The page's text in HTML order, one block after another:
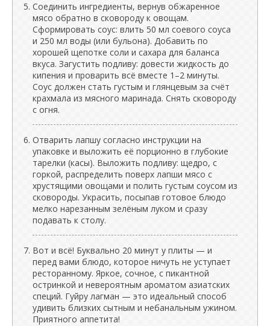
Соединить ингредиенты, вернув обжаренное
мясо обратно в сковороду к овощам.
Сформировать соус: влить 50 мл соевого соуса
и 250 мл воды (или бульона). Добавить по
хорошей щепотке соли и сахара для баланса
вкуса. Загустить подливу: довести жидкость до
кипения и проварить всё вместе 1–2 минуты.
Соус должен стать густым и глянцевым за счёт
крахмала из мясного маринада. Снять сковороду
с огня.
Отварить лапшу согласно инструкции на
упаковке и выложить её порционно в глубокие
тарелки (касы). Выложить подливу: щедро, с
горкой, распределить поверх лапши мясо с
хрустящими овощами и полить густым соусом из
сковороды. Украсить, посыпав готовое блюдо
мелко нарезанным зелёным луком и сразу
подавать к столу.
Вот и всё! Буквально 20 минут у плиты — и
перед вами блюдо, которое ничуть не уступает
ресторанному. Яркое, сочное, с пикантной
остринкой и невероятным ароматом азиатских
специй. Гуйру лагман — это идеальный способ
удивить близких сытным и небанальным ужином.
Приятного аппетита!